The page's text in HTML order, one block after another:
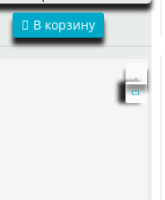
В корзину